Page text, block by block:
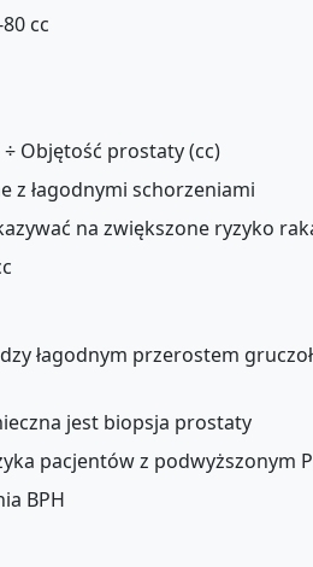
cc
÷ Objętość prostaty (cc)
z łagodnymi schorzeniami
na zwiększone ryzyko
łagodnym przerostem
jest biopsja prostaty
pacjentów z podwyższonym
BPH